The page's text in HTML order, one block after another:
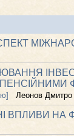
Леонов Дмитро
ВПЛИВИ НА